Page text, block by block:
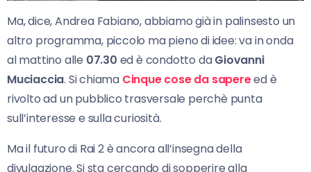
Ma, dice, Andrea Fabiano, abbiamo già in palinsesto un
altro programma, piccolo ma pieno di idee: va in onda
al mattino alle 07.30 ed è condotto daGiovanni
Muciaccia. Si chiama Cinque cose da sapereed è
rivolto ad un pubblico trasversale perchè punta
sull’interesse e sulla curiosità.
Ma il futuro di Rai 2 è ancora all’insegna della
divulgazione. Si sta cercando di sopperire alla